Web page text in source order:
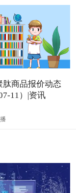
肽商品报价动态
11）|资讯